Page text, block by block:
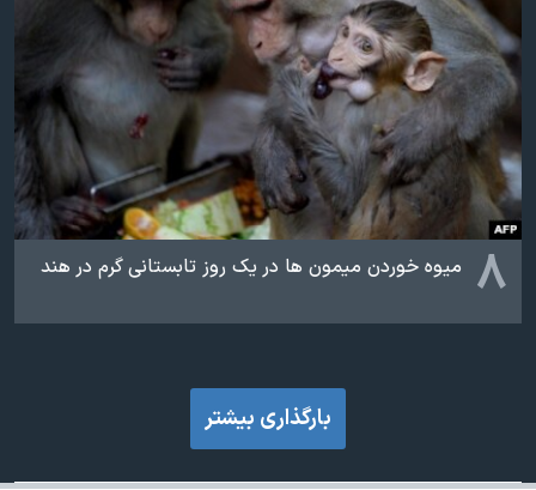
۸ میوه خوردن میمون ها در یک روز تابستانی گرم در هند
بارگذاری بیشتر